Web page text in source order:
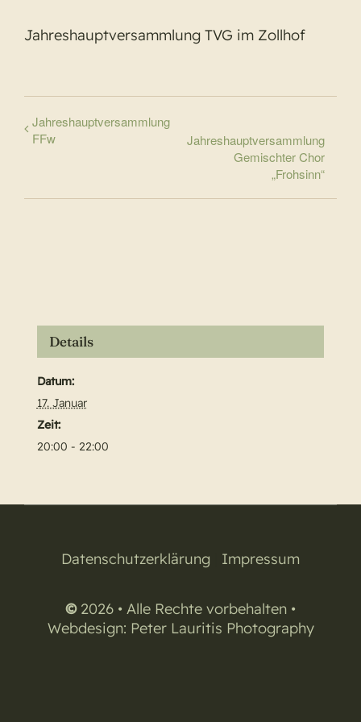
Jahreshauptversammlung TVG im Zollhof
Jahreshauptversammlung
FFw
Jahreshauptversammlung
Gemischter Chor
„Frohsinn“
Details
Datum:
17. Januar
Zeit:
20:00 - 22:00
Datenschutzerklärung Impressum
©2026 • Alle Rechte vorbehalten •
Webdesign: Peter Lauritis Photography